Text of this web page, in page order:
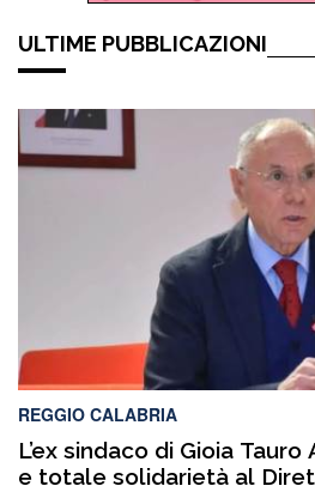
ULTIME PUBBLICAZIONI
REGGIO CALABRIA
L’ex sindaco di Gioia Tauro
e totale solidarietà al